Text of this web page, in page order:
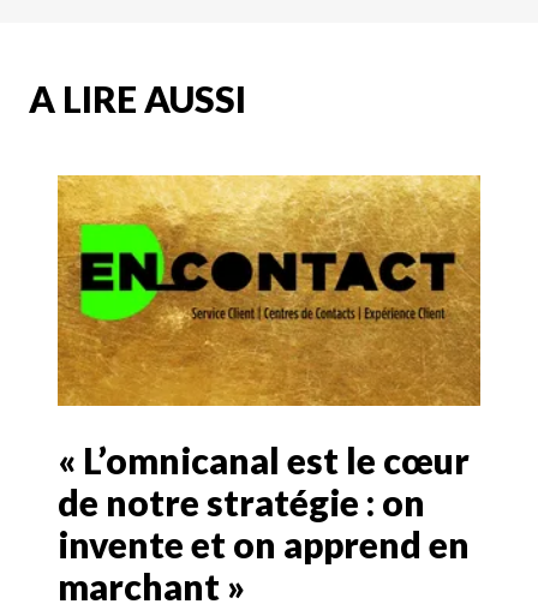
A LIRE AUSSI
« L’omnicanal est le cœur
de notre stratégie : on
invente et on apprend en
marchant »